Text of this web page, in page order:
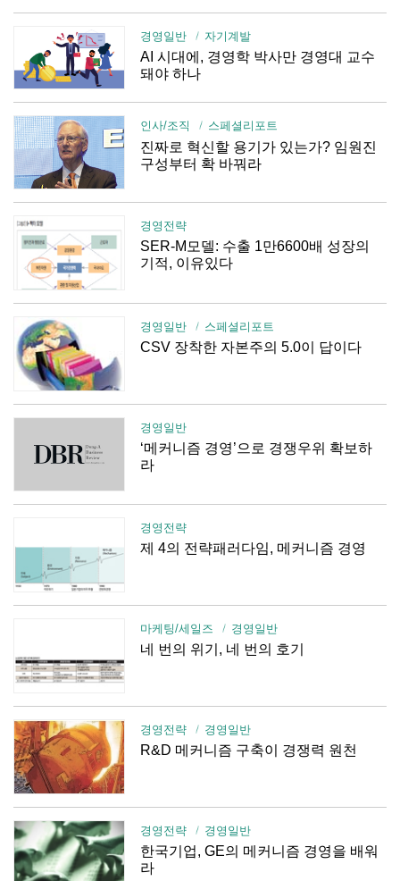
경영일반 자기계발
AI 시대에, 경영학 박사만 경영대 교수
돼야 하나
인사/조직 스페셜리포트
진짜로 혁신할 용기가 있는가? 임원진
구성부터 확 바꿔라
경영전략
SER-M모델: 수출 1만6600배 성장의
기적, 이유있다
경영일반 스페셜리포트
CSV 장착한 자본주의 5.0이 답이다
경영일반
‘메커니즘 경영’으로 경쟁우위 확보하
라
경영전략
제 4의 전략패러다임, 메커니즘 경영
마케팅/세일즈 경영일반
네 번의 위기, 네 번의 호기
경영전략 경영일반
R&D 메커니즘 구축이 경쟁력 원천
경영전략 경영일반
한국기업, GE의 메커니즘 경영을 배워
라